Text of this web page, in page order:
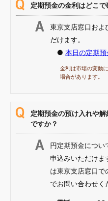
定期預金の金利はどこで
東京支店窓口およ
だけます。
● 本日の定期
金利は市場の変動
場合があります。
定期預金の預け入れや
ですか？
円定期預金につい
申込みいただけま
は東京支店窓口で
でお問い合わせく